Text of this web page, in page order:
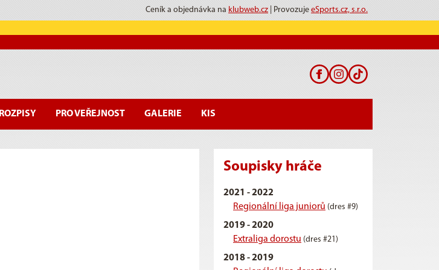
Ceník a objednávka na klubweb.cz | Provozuje eSports.cz, s.r.o.
ROZPISY PRO VEŘEJNOST GALERIE KIS
Soupisky hráče
2021 - 2022
Regionální liga juniorů (dres #9)
2019 - 2020
Extraliga dorostu (dres #21)
2018 - 2019